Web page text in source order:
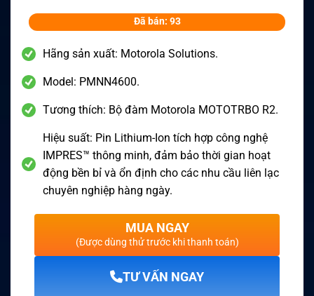
Đã bán: 93
Hãng sản xuất: Motorola Solutions.
Model: PMNN4600.
Tương thích: Bộ đàm Motorola MOTOTRBO R2.
Hiệu suất: Pin Lithium-Ion tích hợp công nghệ
IMPRES™ thông minh, đảm bảo thời gian hoạt
động bền bỉ và ổn định cho các nhu cầu liên lạc
chuyên nghiệp hàng ngày.
MUA NGAY
(Được dùng thử trước khi thanh toán)
TƯ VẤN NGAY